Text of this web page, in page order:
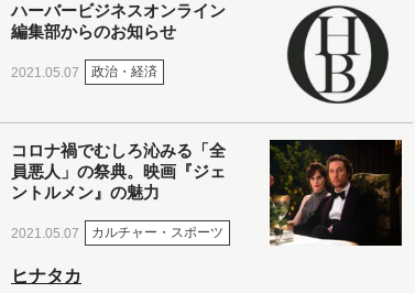
ハーバービジネスオンライン
編集部からのお知らせ
2021.05.07 政治・経済
コロナ禍でむしろ沁みる「全
員悪人」の祭典。映画『ジェ
ントルメン』の魅力
2021.05.07 カルチャー・スポーツ
ヒナタカ